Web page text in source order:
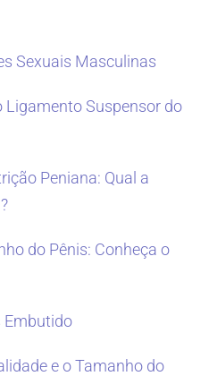
Sexuais Masculinas
Ligamento Suspensor do
Peniana: Qual a
do Pênis: Conheça o
Embutido
e o Tamanho do